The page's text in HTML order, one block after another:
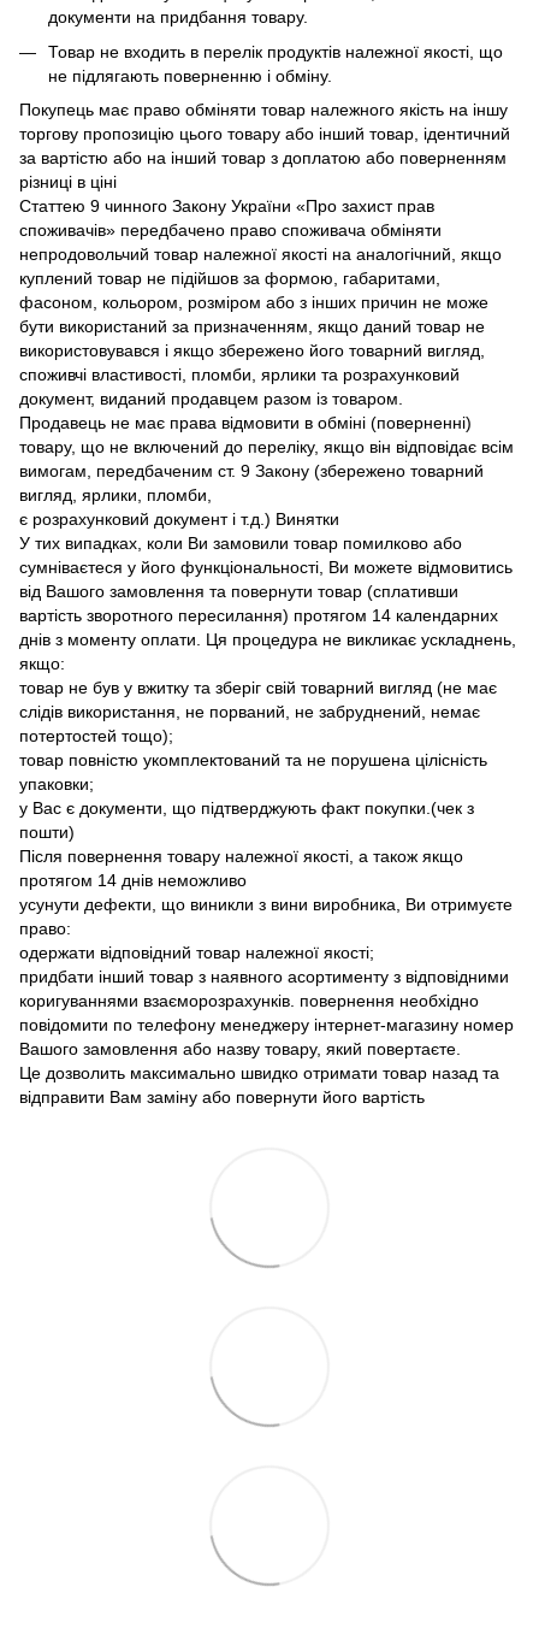
документи на придбання товару.
Товар не входить в перелік продуктів належної якості, що
не підлягають поверненню і обміну.
Покупець має право обміняти товар належного якість на іншу
торгову пропозицію цього товару або інший товар, ідентичний
за вартістю або на інший товар з доплатою або поверненням
різниці в ціні
Статтею 9 чинного Закону України «Про захист прав
споживачів» передбачено право споживача обміняти
непродовольчий товар належної якості на аналогічний, якщо
куплений товар не підійшов за формою, габаритами,
фасоном, кольором, розміром або з інших причин не може
бути використаний за призначенням, якщо даний товар не
використовувався і якщо збережено його товарний вигляд,
споживчі властивості, пломби, ярлики та розрахунковий
документ, виданий продавцем разом із товаром.
Продавець не має права відмовити в обміні (поверненні)
товару, що не включений до переліку, якщо він відповідає всім
вимогам, передбаченим ст. 9 Закону (збережено товарний
вигляд, ярлики, пломби,
є розрахунковий документ і т.д.) Винятки
У тих випадках, коли Ви замовили товар помилково або
сумніваєтеся у його функціональності, Ви можете відмовитись
від Вашого замовлення та повернути товар (сплативши
вартість зворотного пересилання) протягом 14 календарних
днів з моменту оплати. Ця процедура не викликає ускладнень,
якщо:
товар не був у вжитку та зберіг свій товарний вигляд (не має
слідів використання, не порваний, не забруднений, немає
потертостей тощо);
товар повністю укомплектований та не порушена цілісність
упаковки;
у Вас є документи, що підтверджують факт покупки.(чек з
пошти)
Після повернення товару належної якості, а також якщо
протягом 14 днів неможливо
усунути дефекти, що виникли з вини виробника, Ви отримуєте
право:
одержати відповідний товар належної якості;
придбати інший товар з наявного асортименту з відповідними
коригуваннями взаєморозрахунків. повернення необхідно
повідомити по телефону менеджеру інтернет-магазину номер
Вашого замовлення або назву товару, який повертаєте.
Це дозволить максимально швидко отримати товар назад та
відправити Вам заміну або повернути його вартість